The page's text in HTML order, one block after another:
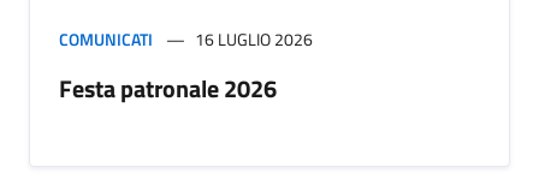
COMUNICATI 16 LUGLIO 2026
Festa patronale 2026